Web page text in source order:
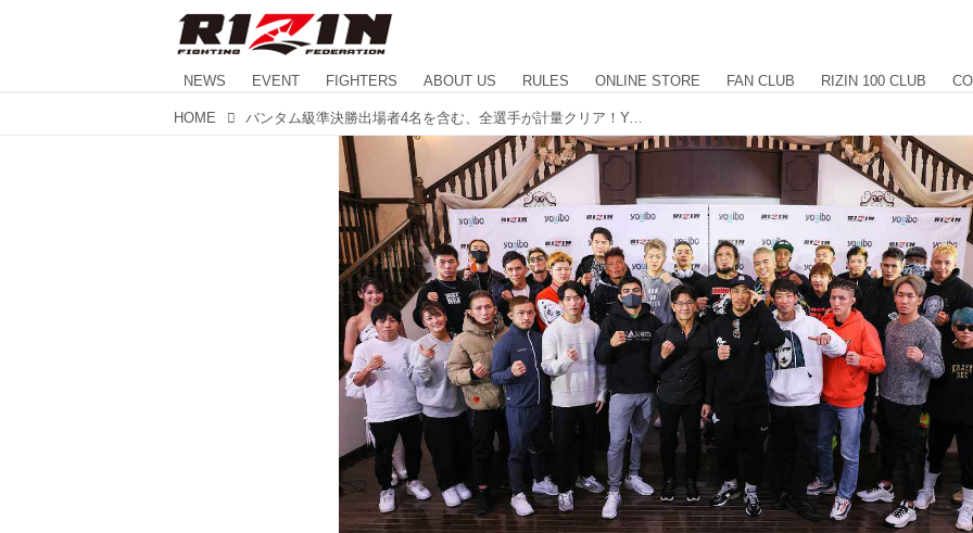
NEWS EVENT FIGHTERS ABOUT US RULES ONLINE STORE FAN CLUB RIZIN 100 CLUB
HOME